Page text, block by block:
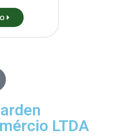
LTDA